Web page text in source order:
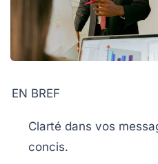
EN BREF
Clarté dans vos
concis.